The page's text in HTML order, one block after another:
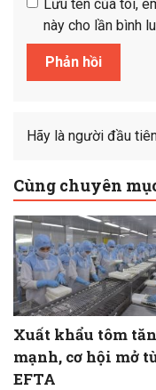
Lưu tên của tôi,
này cho lần bình
Hãy là người đầu
Cùng chuyên
Xuất khẩu tôm
mạnh, cơ hội mở
EFTA